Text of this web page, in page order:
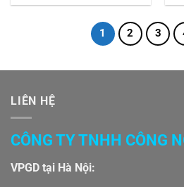
1 2 3
LIÊN HỆ
CÔNG TY TNHH CÔNG
VPGD tại Hà Nội: